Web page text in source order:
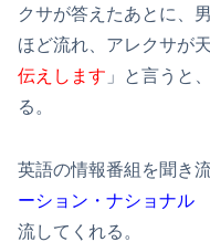
クサが答えたあとに、
ほど流れ、アレクサが
伝えします 」と言うと
る。
英語の情報番組を聞き
ーション・ナショナ
流してくれる。